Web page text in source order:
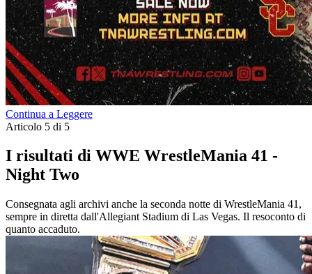
Continua a Leggere
Articolo 5 di 5
I risultati di WWE WrestleMania 41 -
Night Two
Consegnata agli archivi anche la seconda notte di WrestleMania 41,
sempre in diretta dall'Allegiant Stadium di Las Vegas. Il resoconto di
quanto accaduto.